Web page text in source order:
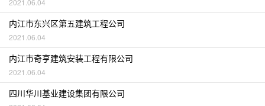
2021.06.04
内江市东兴区第五建筑工程公司
2021.06.04
内江市奇亨建筑安装工程有限公司
2021.06.04
四川华川基业建设集团有限公司